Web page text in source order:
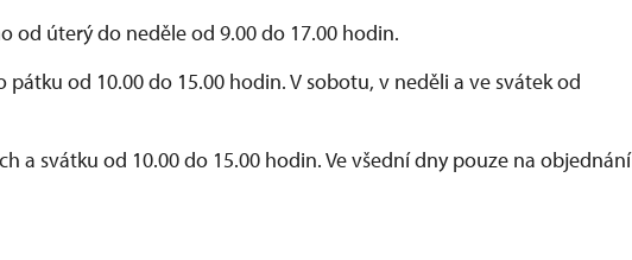
od úterý do neděle od 9.00 do 17.00 hodin.
od 10.00 do 15.00 hodin. V sobotu, v neděli a ve svátek od
a svátku od 10.00 do 15.00 hodin. Ve všední dny pouze na objednání